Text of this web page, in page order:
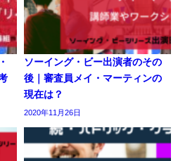
ソーイング・ビー出演者のその
後｜審査員メイ・マーティンの
現在は？
2020年11月26日